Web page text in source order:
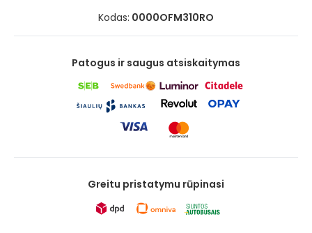
Kodas: 0000OFM310RO
Patogus ir saugus atsiskaitymas
Greitu pristatymu rūpinasi